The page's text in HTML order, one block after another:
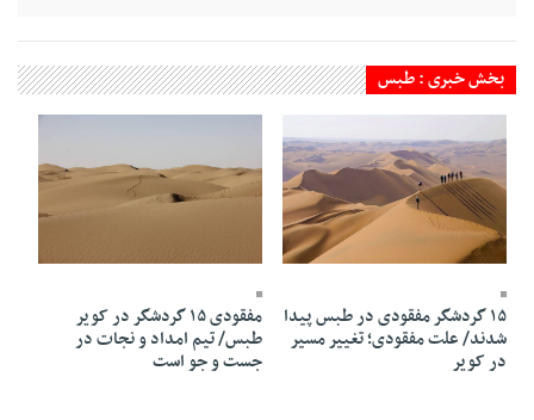
بخش خبری : طبس
20 Aban 1403 - 16:11
۱۵ گردشگر مفقودی در طبس پیدا
شدند/ علت مفقودی؛ تغییر مسیر
در کویر
مفقودی ۱۵ گردشگر در کویر
طبس/ تیم امداد و نجات در
جست و جو است